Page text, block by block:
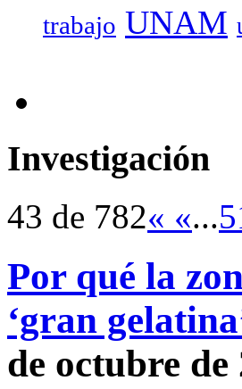
trabajo UNAM
Investigación
43 de 782« «...5
Por qué la
‘gran
de octubre de